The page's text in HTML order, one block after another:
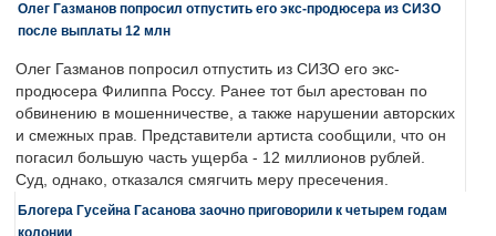
Олег Газманов попросил отпустить его экс-продюсера из СИЗО
после выплаты 12 млн
Олег Газманов попросил отпустить из СИЗО его экс-
продюсера Филиппа Россу. Ранее тот был арестован по
обвинению в мошенничестве, а также нарушении авторских
и смежных прав. Представители артиста сообщили, что он
погасил большую часть ущерба - 12 миллионов рублей.
Суд, однако, отказался смягчить меру пресечения.
Блогера Гусейна Гасанова заочно приговорили к четырем годам
колонии